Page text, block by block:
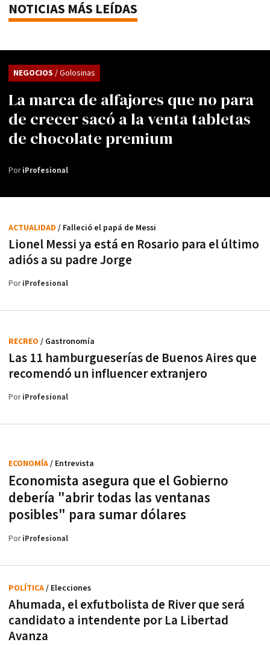
NOTICIAS MÁS LEÍDAS
La marca de alfajores que no para
de crecer sacó a la venta tabletas
de chocolate premium
NEGOCIOS / Golosinas
PoriProfesional
Lionel Messi ya está en Rosario para el último
adiós a su padre Jorge
ACTUALIDAD / Falleció el papá de Messi
PoriProfesional
Las 11 hamburgueserías de Buenos Aires que
recomendó un influencer extranjero
RECREO / Gastronomía
PoriProfesional
Economista asegura que el Gobierno
debería "abrir todas las ventanas
posibles" para sumar dólares
ECONOMÍA/ Entrevista
PoriProfesional
Ahumada, el exfutbolista de River que será
candidato a intendente por La Libertad
Avanza
POLÍTICA/ Elecciones